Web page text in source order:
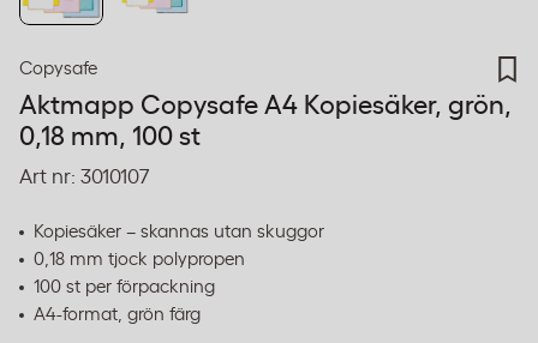
Copysafe
Aktmapp Copysafe A4 Kopiesäker, grön,
0,18 mm, 100 st
Art nr: 3010107
Kopiesäker – skannas utan skuggor
0,18 mm tjock polypropen
100 st per förpackning
A4-format, grön färg